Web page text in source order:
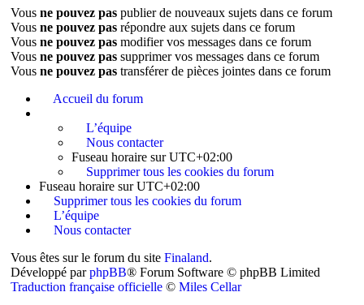
Vous ne pouvez pas publier de nouveaux sujets dans ce forum
Vous ne pouvez pas répondre aux sujets dans ce forum
Vous ne pouvez pas modifier vos messages dans ce forum
Vous ne pouvez pas supprimer vos messages dans ce forum
Vous ne pouvez pas transférer de pièces jointes dans ce forum
Accueil du forum
L’équipe
Nous contacter
Fuseau horaire surUTC+02:00
Supprimer tous les cookies du forum
Fuseau horaire surUTC+02:00
Supprimer tous les cookies du forum
L’équipe
Nous contacter
Vous êtes sur le forum du site Finaland.
Développé parphpBB® Forum Software © phpBB Limited
Traduction française officielle © Miles Cellar